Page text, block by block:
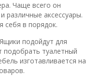
Чаще всего он
различные аксессуары.
себя в порядок.
подойдут для
подобрать туалетный
изготавливается на